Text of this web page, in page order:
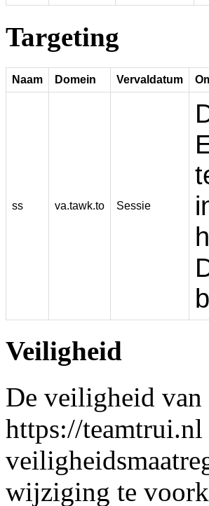
Targeting
Naam Domein Vervaldatum
ss va.tawk.to Sessie
Veiligheid
De veiligheid
https://teamtrui.nl
wijziging te